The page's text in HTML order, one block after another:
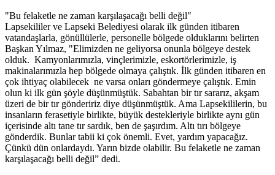
"Bu felaketle ne zaman karşılaşacağı belli değil"
Lapsekililer ve Lapseki Belediyesi olarak ilk günden itibaren
vatandaşlarla, gönüllülerle, personelle bölgede olduklarını belirten
Başkan Yılmaz, "Elimizden ne geliyorsa onunla bölgeye destek
olduk. Kamyonlarımızla, vinçlerimizle, eskortörlerimizle, iş
makinalarımızla hep bölgede olmaya çalıştık. İlk günden itibaren en
çok ihtiyaç olabilecek ne varsa onları göndermeye çalıştık. Emin
olun ki ilk gün şöyle düşünmüştük. Sabahtan bir tır sararız, akşam
üzeri de bir tır göndeririz diye düşünmüştük. Ama Lapsekililerin, bu
insanların ferasetiyle birlikte, büyük destekleriyle birlikte aynı gün
içerisinde altı tane tır sardık, ben de şaşırdım. Altı tırı bölgeye
gönderdik. Bunlar tabii ki çok önemli. Evet, yardım yapacağız.
Çünkü dün onlardaydı. Yarın bizde olabilir. Bu felaketle ne zaman
karşılaşacağı belli değil” dedi.